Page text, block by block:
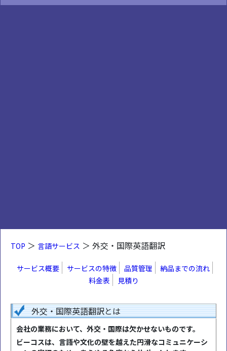
TOP ＞ 言語サービス ＞ 外交・国際英語翻訳
サービス概要 サービスの特徴 品質管理
納品までの流れ
料金表
見積り
外交・国際英語翻訳とは
会社の業務において、外交・国際は欠かせないものです。
ビーコスは、言語や文化の壁を越えた円滑なコミュニケーシ